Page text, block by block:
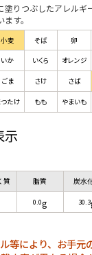
塗りつぶしたアレルギ
ます。
小麦 そば 卵
いか いくら オレンジ
ごま さけ さば
つたけ もも やまいも
示
質 脂質
0.0g
炭水
30.3
等により、お手元